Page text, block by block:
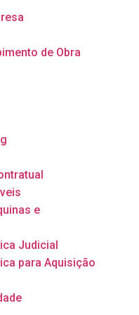
de Obra
e
Judicial
para Aquisição